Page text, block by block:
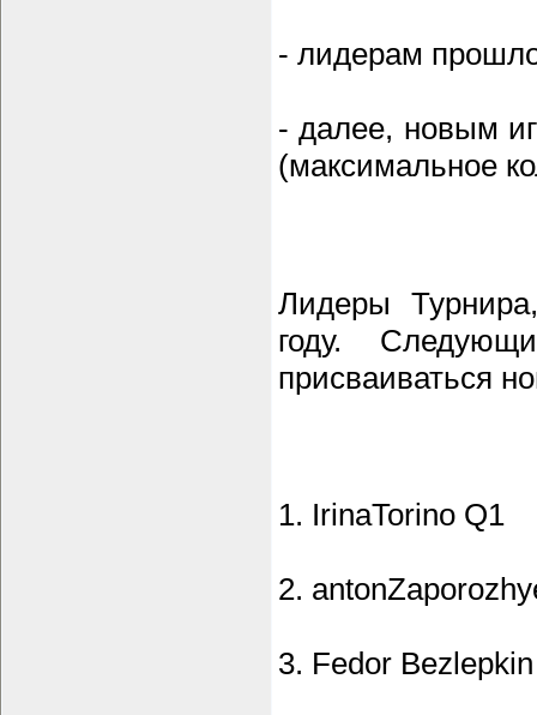
- лидерам
- далее, новым
(максимальное
Лидеры
году.
присваиваться
1. IrinaTorino Q1
2.
3. Fedor